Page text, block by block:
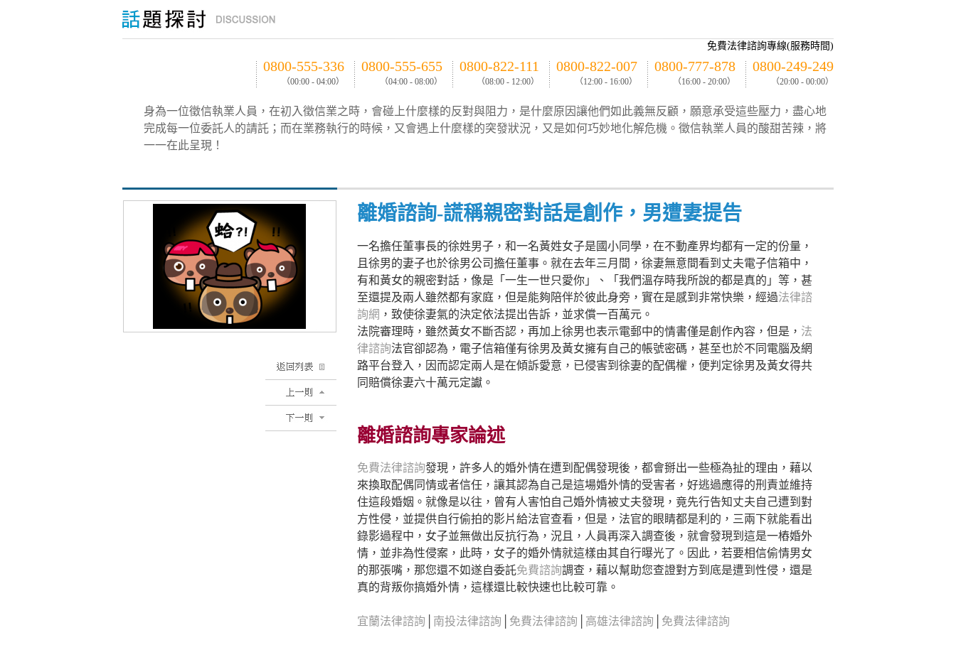
免費法律諮詢專線(服務時間)
0800-555-336
（00:00 - 04:00）
0800-555-655
（04:00 - 08:00）
0800-822-111
（08:00 - 12:00）
0800-822-007
（12:00 - 16:00）
0800-777-878
（16:00 - 20:00）
0800-249-249
（20:00 - 00:00）
身為一位徵信執業人員，在初入徵信業之時，會碰上什麼樣的反對與阻力，是什麼原因讓他們如此義無反顧，願意承受這些壓力，盡心地
完成每一位委託人的請託；而在業務執行的時候，又會遇上什麼樣的突發狀況，又是如何巧妙地化解危機。徵信執業人員的酸甜苦辣，將
一一在此呈現！
離婚諮詢-謊稱親密對話是創作，男遭妻提告
一名擔任董事長的徐姓男子，和一名黃姓女子是國小同學，在不動產界均都有一定的份量，
且徐男的妻子也於徐男公司擔任董事。就在去年三月間，徐妻無意間看到丈夫電子信箱中，
有和黃女的親密對話，像是「一生一世只愛你」、「我們溫存時我所說的都是真的」等，甚
至還提及兩人雖然都有家庭，但是能夠陪伴於彼此身旁，實在是感到非常快樂，經過法律諮
詢網 ，致使徐妻氣的決定依法提出告訴，並求償一百萬元。
法院審理時，雖然黃女不斷否認，再加上徐男也表示電郵中的情書僅是創作內容，但是， 法
律諮詢法官卻認為，電子信箱僅有徐男及黃女擁有自己的帳號密碼，甚至也於不同電腦及網
路平台登入，因而認定兩人是在傾訴愛意，已侵害到徐妻的配偶權，便判定徐男及黃女得共
同賠償徐妻六十萬元定讞。
離婚諮詢專家論述
免費法律諮詢發現，許多人的婚外情在遭到配偶發現後，都會掰出一些極為扯的理由，藉以
來換取配偶同情或者信任，讓其認為自己是這場婚外情的受害者，好逃過應得的刑責並維持
住這段婚姻。就像是以往，曾有人害怕自己婚外情被丈夫發現，竟先行告知丈夫自己遭到對
方性侵，並提供自行偷拍的影片給法官查看，但是，法官的眼睛都是利的，三兩下就能看出
錄影過程中，女子並無做出反抗行為，況且，人員再深入調查後，就會發現到這是一樁婚外
情，並非為性侵案，此時，女子的婚外情就這樣由其自行曝光了。因此，若要相信偷情男女
的那張嘴，那您還不如遂自委託免費諮詢調查，藉以幫助您查證對方到底是遭到性侵，還是
真的背叛你搞婚外情，這樣還比較快速也比較可靠。
宜蘭法律諮詢 南投法律諮詢 免費法律諮詢 高雄法律諮詢 免費法律諮詢